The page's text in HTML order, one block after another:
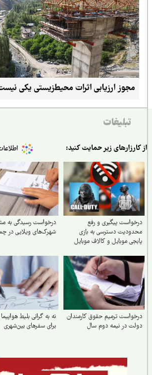
مجوز ارزیابی اثرات محیط‌زیستی یکی نیست
تبلیغات
زیر حمایت کنید:
پیگیری و رفع
دسترسی به بازی
موبایل و کالاف موبایل
درخواست رسیدگی به مشکلات
شهرک‌های ویلایی در چمستان
ترمیم حقوق کارمندان
در نیمه دوم سال
نه به گرانی بلیط هواپیما و قطار
برای سفرهای بین‌شهری